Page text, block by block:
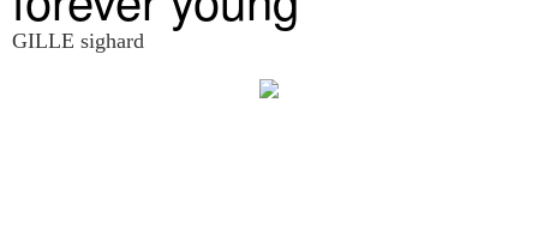
GILLE sighard